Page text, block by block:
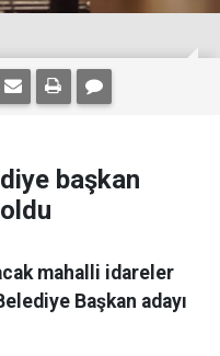
başkan
mahalli idareler
Başkan adayı